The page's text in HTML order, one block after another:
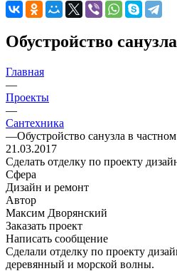
Обустройство
Главная
—
Проекты
—
Сантехника
—Обустройство санузла в
21.03.2017
Сделать отделку по проекту
Сфера
Дизайн и ремонт
Автор
Максим Дворянский
Заказать проект
Написать сообщение
Сделали отделку по проекту
деревянный и морской волны.